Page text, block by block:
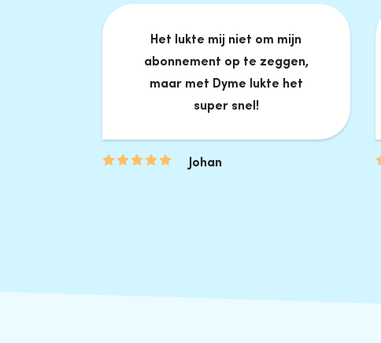
Het lukte mij niet om mijn
abonnement op te zeggen,
maar met Dyme lukte het
super snel!
Johan